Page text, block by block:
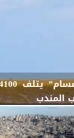
المندب